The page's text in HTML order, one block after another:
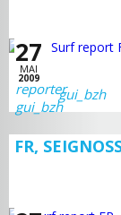
27
MAI
2009
gui_bzh
FR,